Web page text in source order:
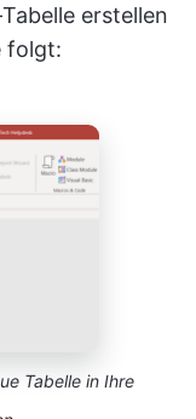
erstellen
folgt:
Tabelle in Ihre